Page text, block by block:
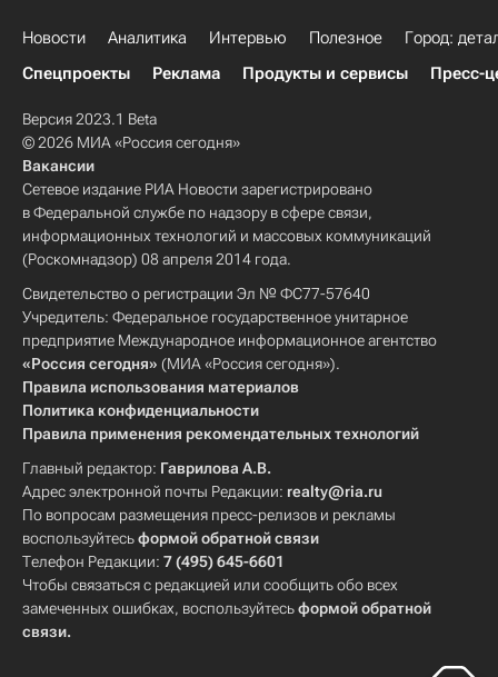
Новости Аналитика Интервью Полезное
Город:
Спецпроекты
Реклама Продукты и сервисы Пресс-
Версия 2023.1 Beta
© 2026 МИА «Россия сегодня»
Вакансии
Сетевое издание РИА Новости зарегистрировано
в Федеральной службе по надзору в сфере связи,
информационных технологий и массовых коммуникаций
(Роскомнадзор) 08 апреля 2014 года.
Свидетельство о регистрации Эл № ФС77-57640
Учредитель: Федеральное государственное унитарное
предприятие Международное информационное агентство
«Россия сегодня» (МИА «Россия сегодня»).
Правила использования материалов
Политика конфиденциальности
Правила применения рекомендательных технологий
Главный редактор: Гаврилова А.В.
Адрес электронной почты Редакции: realty@ria.ru
По вопросам размещения пресс-релизов и рекламы
воспользуйтесьформой обратной связи
Телефон Редакции: 7 (495) 645-6601
Чтобы связаться с редакцией или сообщить обо всех
замеченных ошибках, воспользуйтесьформой обратной
связи.